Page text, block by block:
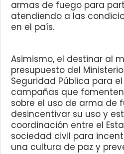
armas de fuego para
atendiendo a las
en el país.
Asimismo, el destinar al
presupuesto del
Seguridad Pública para
campañas que
sobre el uso de arma de
desincentivar su uso y
coordinación entre el
sociedad civil para
una cultura de paz y